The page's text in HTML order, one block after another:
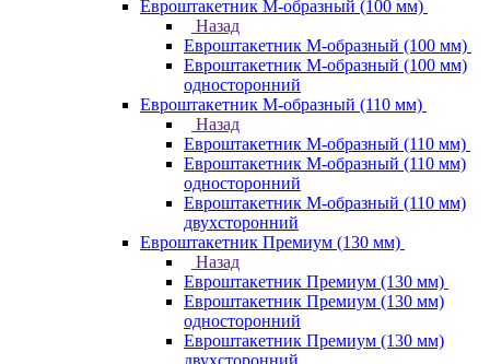
Евроштакетник М-образный (100 мм)
Назад
Евроштакетник М-образный (100 мм)
Евроштакетник М-образный (100 мм)
односторонний
Евроштакетник М-образный (110 мм)
Назад
Евроштакетник М-образный (110 мм)
Евроштакетник М-образный (110 мм)
односторонний
Евроштакетник М-образный (110 мм)
двухсторонний
Евроштакетник Премиум (130 мм)
Назад
Евроштакетник Премиум (130 мм)
Евроштакетник Премиум (130 мм)
односторонний
Евроштакетник Премиум (130 мм)
двухсторонний